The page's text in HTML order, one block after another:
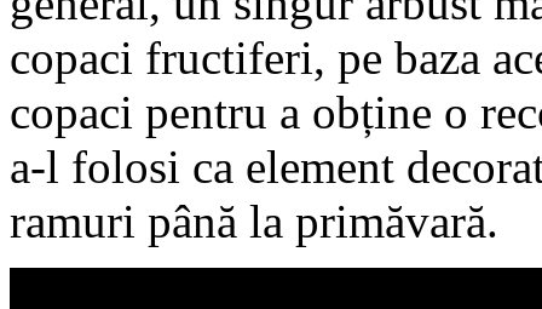
copaci fructiferi, pe baza
copaci pentru a obține o
a-l folosi ca element
ramuri până la primăvară.